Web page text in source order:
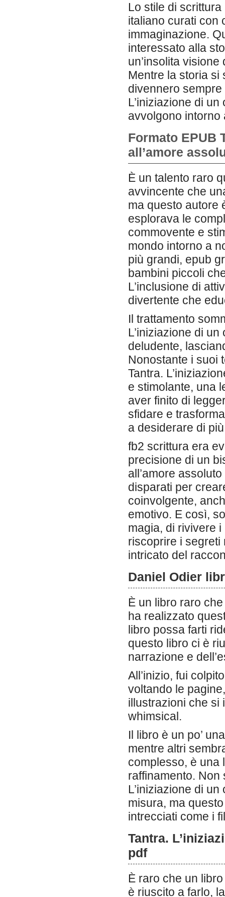
Lo stile di scrittura
italiano curati con
immaginazione.
interessato alla
un’insolita
Mentre la storia si
divennero
L’iniziazione di
avvolgono intorno
Formato EPUB
all’amore
È un talento raro
avvincente che
ma questo autore
esplorava le
commovente e
mondo intorno a
più grandi, epub
bambini piccoli
L’inclusione di
divertente che
Il trattamento
L’iniziazione di
deludente,
Nonostante i suoi
Tantra.
e stimolante, una
aver finito di
sfidare e
a desiderare di
fb2 scrittura era
precisione di un
all’amore
disparati per
coinvolgente,
emotivo. E così,
magia, di rivivere
riscoprire i segreti
intricato del
Daniel Odier
È un libro raro
ha realizzato
libro possa farti
questo libro ci è
narrazione e
All’inizio, fui
voltando le
illustrazioni che si
whimsical.
Il libro è un po’
mentre altri
complesso, è una
raffinamento. Non
L’iniziazione di
misura, ma
intrecciati come i
Tantra.
pdf
È raro che un
è riuscito a farlo,